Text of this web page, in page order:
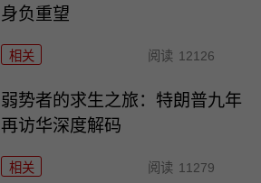
身负重望
相关 阅读 12126
弱势者的求生之旅：特朗普九年
再访华深度解码
相关 阅读 11279